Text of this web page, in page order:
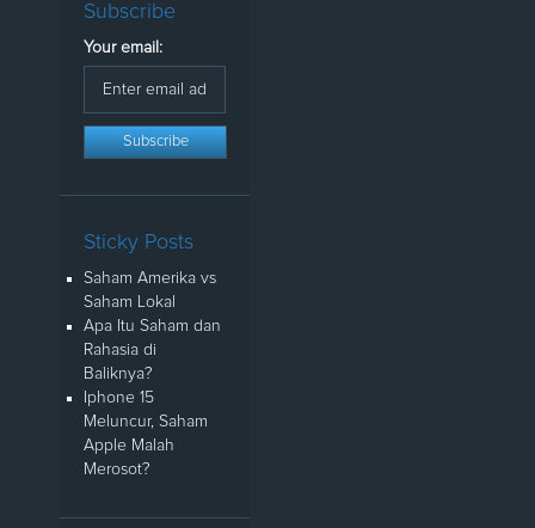
Subscribe
Your email:
Sticky Posts
Saham Amerika vs
Saham Lokal
Apa Itu Saham dan
Rahasia di
Baliknya?
Iphone 15
Meluncur, Saham
Apple Malah
Merosot?